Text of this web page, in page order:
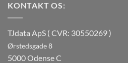
KONTAKT OS:
TJdata ApS ( CVR: 30550269 )
Ørstedsgade 8
5000 Odense C